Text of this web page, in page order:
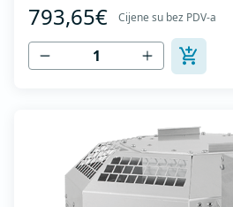
Maksimalan protok vazduha: do
kontinualan rad sa
793,65€ Cijene su bez PDV-a